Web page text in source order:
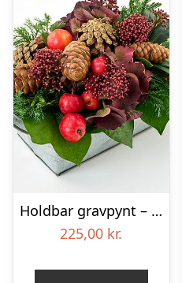
Holdbar gravpynt – Blomster til begravelse
225,00 kr.